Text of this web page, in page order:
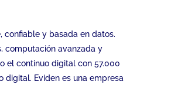
y basada en datos.
computación avanzada y
el continuo digital con 57.000
Eviden es una empresa